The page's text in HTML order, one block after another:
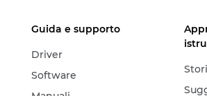
Guida e supporto
Driver
Software